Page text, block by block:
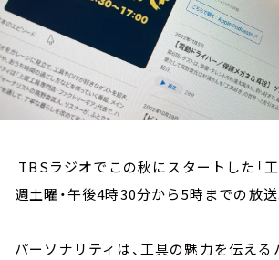
TBSラジオでこの秋にスタートした「工
週土曜・午後4時30分から5時までの放送
パーソナリティは、工具の魅力を伝える